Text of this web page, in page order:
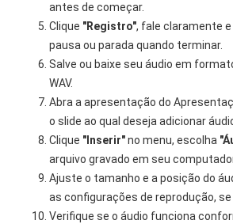
antes de começar.
Clique "Registro", fale claramente
pausa ou parada quando terminar.
Salve ou baixe seu áudio em
WAV.
Abra a apresentação do
o slide ao qual deseja adicionar
Clique "Inserir"no menu, escolha
arquivo gravado em seu
Ajuste o tamanho e a posição do
as configurações de reprodução,
Verifique se o áudio funciona